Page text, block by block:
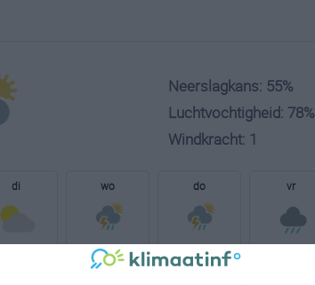
Neerslagkans: 55%
Luchtvochtigheid: 78%
Windkracht: 1
di wo
29° 20°
do
18°
vr